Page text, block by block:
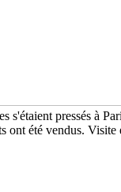
s'étaient pressés à
ont été vendus.